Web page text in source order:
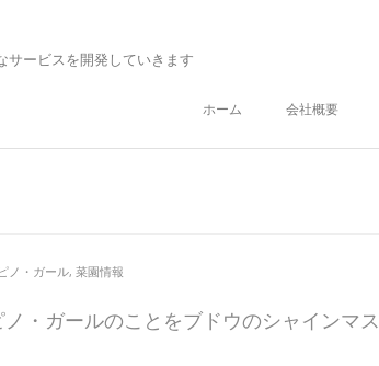
サービスを開発していきます
ホーム 会社概要
ピノ・ガール, 菜園情報
・ガールのことをブドウのシャインマス